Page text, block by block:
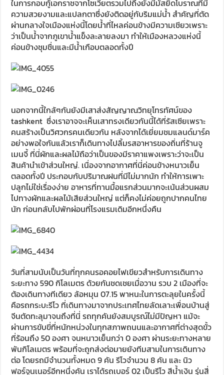
ในการกอบกู้เอกราชจากโซเวียตรวมไปถึงยังมีมัสยิดโบราณที่มี
ความสวยงามและแปลกตาซึ่งยังติดอยู่กับริมแม่น้ำ สำคัญที่ตัด
ผ่านกลางใจเมืองแห่งนี้โดยน้ำที่ไหลค่อนข้างมีความเชียวเพราะ
ว่าเป็นน้ำจากภูเขาน้ำแข็งละลายลงมา ทำให้เมืองหลวงแห่งนี้
ค่อนข้างชุมชื่นและมีน้ำเกือบตลอดทั้งปี
นอกจากนี้ใกล้ๆกันยังมีเสาส่งสัญญาณวิทยุโทรทัศน์ของ
tashkent ซึ่งเราอาจจะเห็นเสาทรงเดียวกันนี้ได้ที่รัสเซียเพราะ
คนสร้างเป็นวิศวกรคนเดียวกัน หลังจากได้เยี่ยมชมแลนด์มาร์ค
อย่างพอใจกันแล้วเราก็เดินทางไปลิ้มรสอาหารของถิ่นที่ร้านจู
เมนจี้ ที่นี่ผักและผลไม้ถือว่าเป็นของมีราคาแพงเพราะว่าจะเป็น
สินค้านำเข้าส่วนใหญ่. เนื่องจากอากาศที่นี่ค่อนข้างหนาวเย็น
ตลอดทั้งปี ประกอบกับปริมาณฝนที่มีไม่มากนัก ทำให้การเพาะ
ปลูกไม่ใช่เรื่องง่าย อาหารที่ทานมื้อแรกส่วนมากจะเน้นส่วนผสม
ไปทางผักและผลไม้เสียส่วนใหญ่ แต่ก็คงไม่ค่อยถูกปากคนไทย
นัก ก่อนกลับไปพักผ่อนที่โรงแรมเดิมอีกหนึ่งคืน
วันที่สามนับเป็นวันที่ทุกคนรอคอยไฟเขียวสำหรับการเดินทาง
ระยะทาง 590 กิโลเมตร ด้วยกันชดเชยเมื่อวาน รวบ 2 เมืองที่จะ
ต้องเดินทางทีเดียว ล้อหมุน 07.15 พาหนะในการตะลุยในครั้งนี้
คือรถกระบะรีโว ที่เดินทางมาจากประเทศไทยลัดเลาะเพื่อนบ้านสู่
จีนตัดทะลุมาจนถึงที่นี่ รถทุกคันยังสมบูรณ์ไม่มีปัญหา แม้จะ
ผ่านการขับขี่ที่หนักหน่วงในทุกสภาพถนนและอากาศที่ต่างสุดขั้ว
ที่ร้อนถึง 50 องศา จนหนาวเย็นกว่า 0 องศา ผ่านระยะทางหลาย
พันกิโลเมตร พร้อมที่จะถูกส่งต่อมายยังทีมสามในการเดินทาง
ต่อ โดยรถมีจำนวนทั้งหมด 9 คัน รีโวจำนวน 8 คัน และ นิว
ฟอร์จูนเนอร์อีกหนึ่งคัน เราได้รถเบอร์ 02 เป็นรีโว สีน้ำเงิน รุ่นสี่